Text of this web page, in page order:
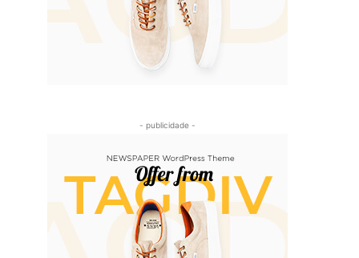
- publicidade -